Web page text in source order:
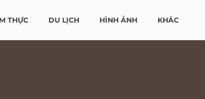
THỰC DU LỊCH HÌNH ẢNH KHÁC